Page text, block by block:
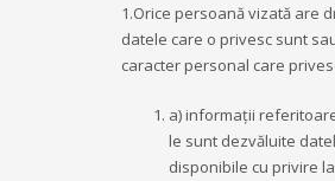
1.Orice persoană vizată are
datele care o privesc sunt
caracter personal care
a) informații
le sunt dezvăluite
disponibile cu privire